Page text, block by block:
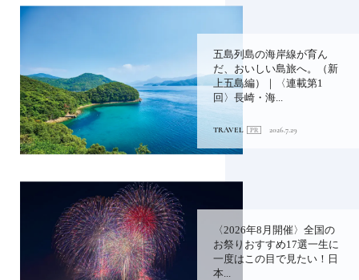
五島列島の海岸線が育ん
だ、おいしい島旅へ。（新
上五島編）｜〈連載第1
回〉長崎・海...
TRAVEL 2026.7.29
〈2026年8月開催〉全国の
お祭りおすすめ17選一生に
一度はこの目で見たい！日
本...